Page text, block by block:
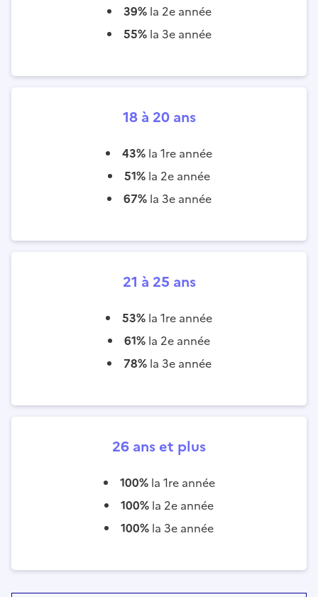
39% la 2e année
55% la 3e année
18 à 20 ans
43% la 1re année
51% la 2e année
67% la 3e année
21 à 25 ans
53% la 1re année
61% la 2e année
78% la 3e année
26 ans et plus
100% la 1re année
100% la 2e année
100% la 3e année